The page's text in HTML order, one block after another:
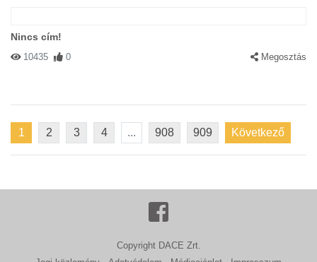
Nincs cím!
10435 0 Megosztás
1 2 3 4 ... 908 909 Következő
Copyright DACE Zrt.